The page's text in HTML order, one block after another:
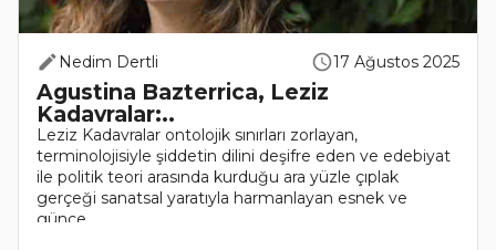
Nedim Dertli 17 Ağustos 2025
Agustina Bazterrica, Leziz
Kadavralar:..
Leziz Kadavralar ontolojik sınırları zorlayan,
terminolojisiyle şiddetin dilini deşifre eden ve edebiyat
ile politik teori arasında kurduğu ara yüzle çıplak
gerçeği sanatsal yaratıyla harmanlayan esnek ve
günce..